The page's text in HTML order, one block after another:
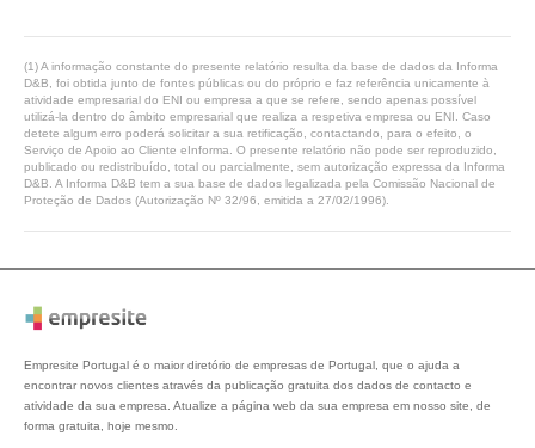
(1) A informação constante do presente relatório resulta da base de dados da Informa
D&B, foi obtida junto de fontes públicas ou do próprio e faz referência unicamente à
atividade empresarial do ENI ou empresa a que se refere, sendo apenas possível
utilizá-la dentro do âmbito empresarial que realiza a respetiva empresa ou ENI. Caso
detete algum erro poderá solicitar a sua retificação, contactando, para o efeito, o
Serviço de Apoio ao Cliente eInforma. O presente relatório não pode ser reproduzido,
publicado ou redistribuído, total ou parcialmente, sem autorização expressa da Informa
D&B. A Informa D&B tem a sua base de dados legalizada pela Comissão Nacional de
Proteção de Dados (Autorização Nº 32/96, emitida a 27/02/1996).
Empresite Portugal é o maior diretório de empresas de Portugal, que o ajuda a
encontrar novos clientes através da publicação gratuita dos dados de contacto e
atividade da sua empresa. Atualize a página web da sua empresa em nosso site, de
forma gratuita, hoje mesmo.